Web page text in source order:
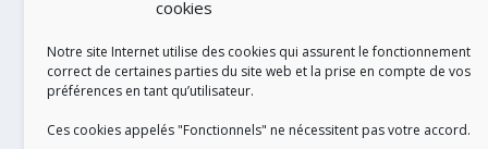
cookies
Notre site Internet utilise des cookies qui assurent le fonctionnement
correct de certaines parties du site web et la prise en compte de vos
préférences en tant qu’utilisateur.
Ces cookies appelés "Fonctionnels" ne nécessitent pas votre accord.